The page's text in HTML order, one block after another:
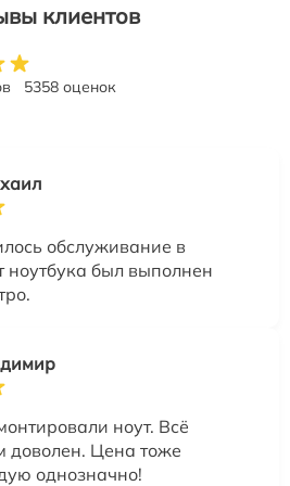
клиентов
5358 оценок
обслуживание в
ноутбука был выполнен
ноут. Всё
доволен. Цена тоже
однозначно!